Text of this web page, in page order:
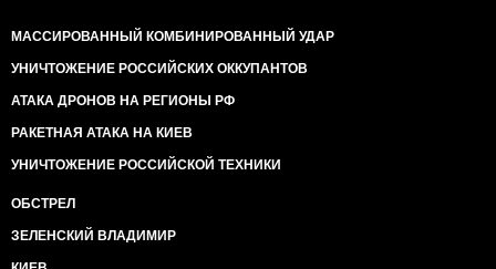
МАССИРОВАННЫЙ КОМБИНИРОВАННЫЙ УДАР
УНИЧТОЖЕНИЕ РОССИЙСКИХ ОККУПАНТОВ
АТАКА ДРОНОВ НА РЕГИОНЫ РФ
РАКЕТНАЯ АТАКА НА КИЕВ
УНИЧТОЖЕНИЕ РОССИЙСКОЙ ТЕХНИКИ
ОБСТРЕЛ
ЗЕЛЕНСКИЙ ВЛАДИМИР